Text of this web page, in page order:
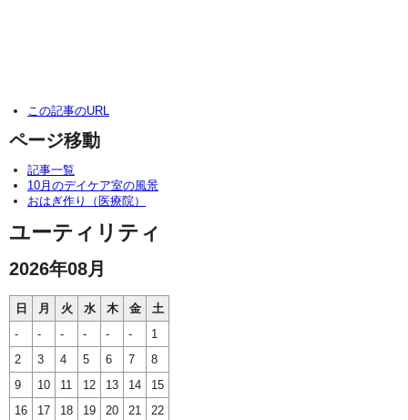
この記事のURL
ページ移動
記事一覧
10月のデイケア室の風景
おはぎ作り（医療院）
ユーティリティ
2026年08月
日 月 火 水 木 金
土
-
- - - - -
1
2
3 4 5 6 7
8
9
10 11 12 13 14
15
16
17 18 19 20 21
22